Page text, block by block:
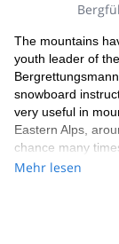
The mountains
youth leader of
snowboard
very useful in
Eastern Alps,
chance many
around
where I always
the summit or
Mehr lesen